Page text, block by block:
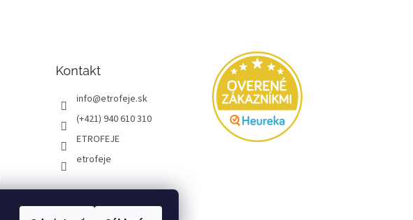
Kontakt
info@etrofeje.sk
(+421) 940 610 310
ETROFEJE
etrofeje